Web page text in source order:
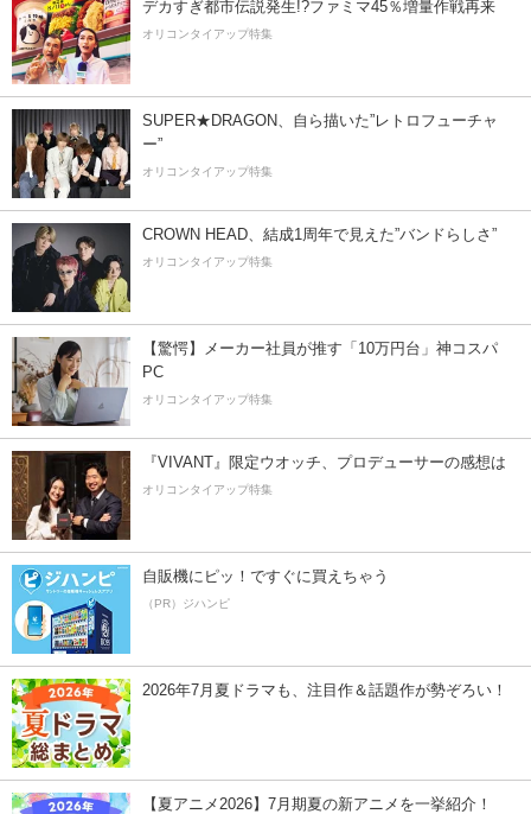
デカすぎ都市伝説発生!?ファミマ45％増量作戦再来
オリコンタイアップ特集
SUPER★DRAGON、自ら描いた”レトロフューチャ
ー”
オリコンタイアップ特集
CROWN HEAD、結成1周年で見えた”バンドらしさ”
オリコンタイアップ特集
【驚愕】メーカー社員が推す「10万円台」神コスパ
PC
オリコンタイアップ特集
『VIVANT』限定ウオッチ、プロデューサーの感想は
オリコンタイアップ特集
自販機にピッ！ですぐに買えちゃう
（PR）ジハンピ
2026年7月夏ドラマも、注目作＆話題作が勢ぞろい！
【夏アニメ2026】7月期夏の新アニメを一挙紹介！